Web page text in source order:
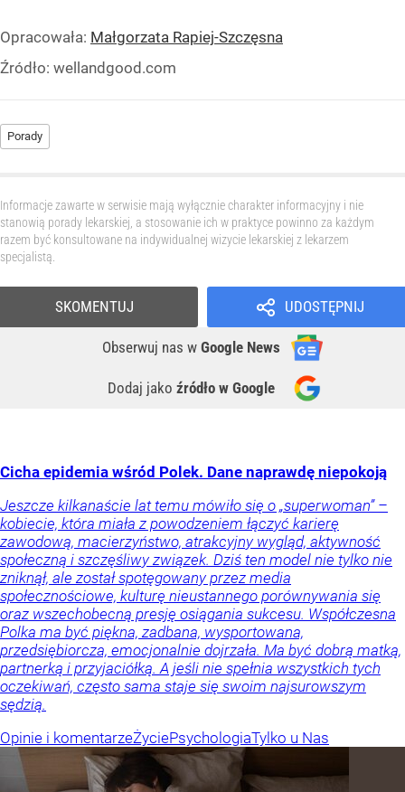
Opracowała: Małgorzata Rapiej-Szczęsna
Źródło: wellandgood.com
Porady
Informacje zawarte w serwisie mają wyłącznie charakter informacyjny i nie
stanowią porady lekarskiej, a stosowanie ich w praktyce powinno za każdym
razem być konsultowane na indywidualnej wizycie lekarskiej z lekarzem
specjalistą.
UDOSTĘPNIJ
Obserwuj nas w Google News
Dodaj jako źródło w Google
SKOMENTUJ
Cicha epidemia wśród Polek. Dane naprawdę niepokoją
Jeszcze kilkanaście lat temu mówiło się o „superwoman” –
kobiecie, która miała z powodzeniem łączyć karierę
zawodową, macierzyństwo, atrakcyjny wygląd, aktywność
społeczną i szczęśliwy związek. Dziś ten model nie tylko nie
zniknął, ale został spotęgowany przez media
społecznościowe, kulturę nieustannego porównywania się
oraz wszechobecną presję osiągania sukcesu. Współczesna
Polka ma być piękna, zadbana, wysportowana,
przedsiębiorcza, emocjonalnie dojrzała. Ma być dobrą matką,
partnerką i przyjaciółką. A jeśli nie spełnia wszystkich tych
oczekiwań, często sama staje się swoim najsurowszym
sędzią.
Opinie i komentarzeŻyciePsychologiaTylko u Nas